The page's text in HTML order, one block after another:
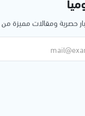
حصرية ومقالات مميزة